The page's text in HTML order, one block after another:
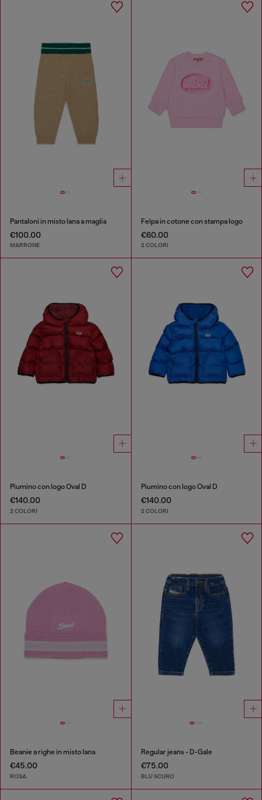
Pantaloni in misto lana a maglia
€100.00
MARRONE
Felpa in cotone con stampa logo
€60.00
2 COLORI
Piumino con logo Oval D
€140.00
2 COLORI
Piumino con logo Oval D
€140.00
2 COLORI
Beanie a righe in misto lana
€45.00
ROSA
Regular jeans - D-Gale
€75.00
BLU SCURO